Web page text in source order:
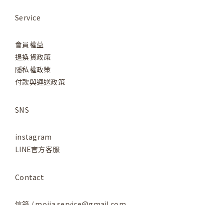
Service
會員權益
退換貨政策
隱私權政策
付款與運送政策
SNS
instagram
LINE官方客服
Contact